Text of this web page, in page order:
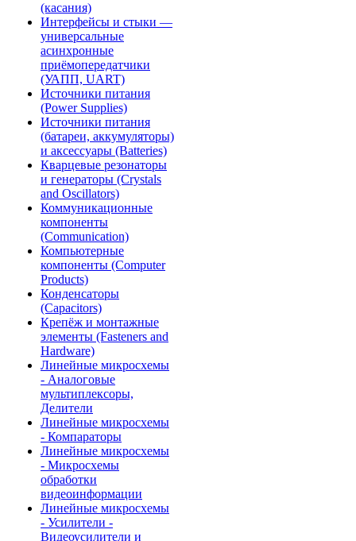
(касания)
Интерфейсы и стыки —
универсальные
асинхронные
приёмопередатчики
(УАПП, UART)
Источники питания
(Power Supplies)
Источники питания
(батареи, аккумуляторы)
и аксессуары (Batteries)
Кварцевые резонаторы
и генераторы (Crystals
and Oscillators)
Коммуникационные
компоненты
(Communication)
Компьютерные
компоненты (Computer
Products)
Конденсаторы
(Capacitors)
Крепёж и монтажные
элементы (Fasteners and
Hardware)
Линейные микросхемы
- Аналоговые
мультиплексоры,
Делители
Линейные микросхемы
- Компараторы
Линейные микросхемы
- Микросхемы
обработки
видеоинформации
Линейные микросхемы
- Усилители -
Видеоусилители и